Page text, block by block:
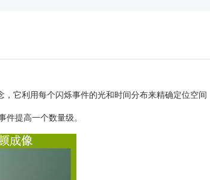
它利用每个闪烁事件的光和时间分布来精确定位空
提高一个数量级。